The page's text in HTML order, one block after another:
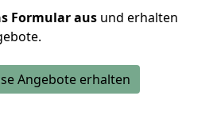
Formular aus und erhalten
Angebote erhalten